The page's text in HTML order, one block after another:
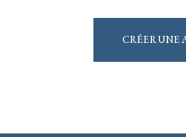
CRÉER UNE